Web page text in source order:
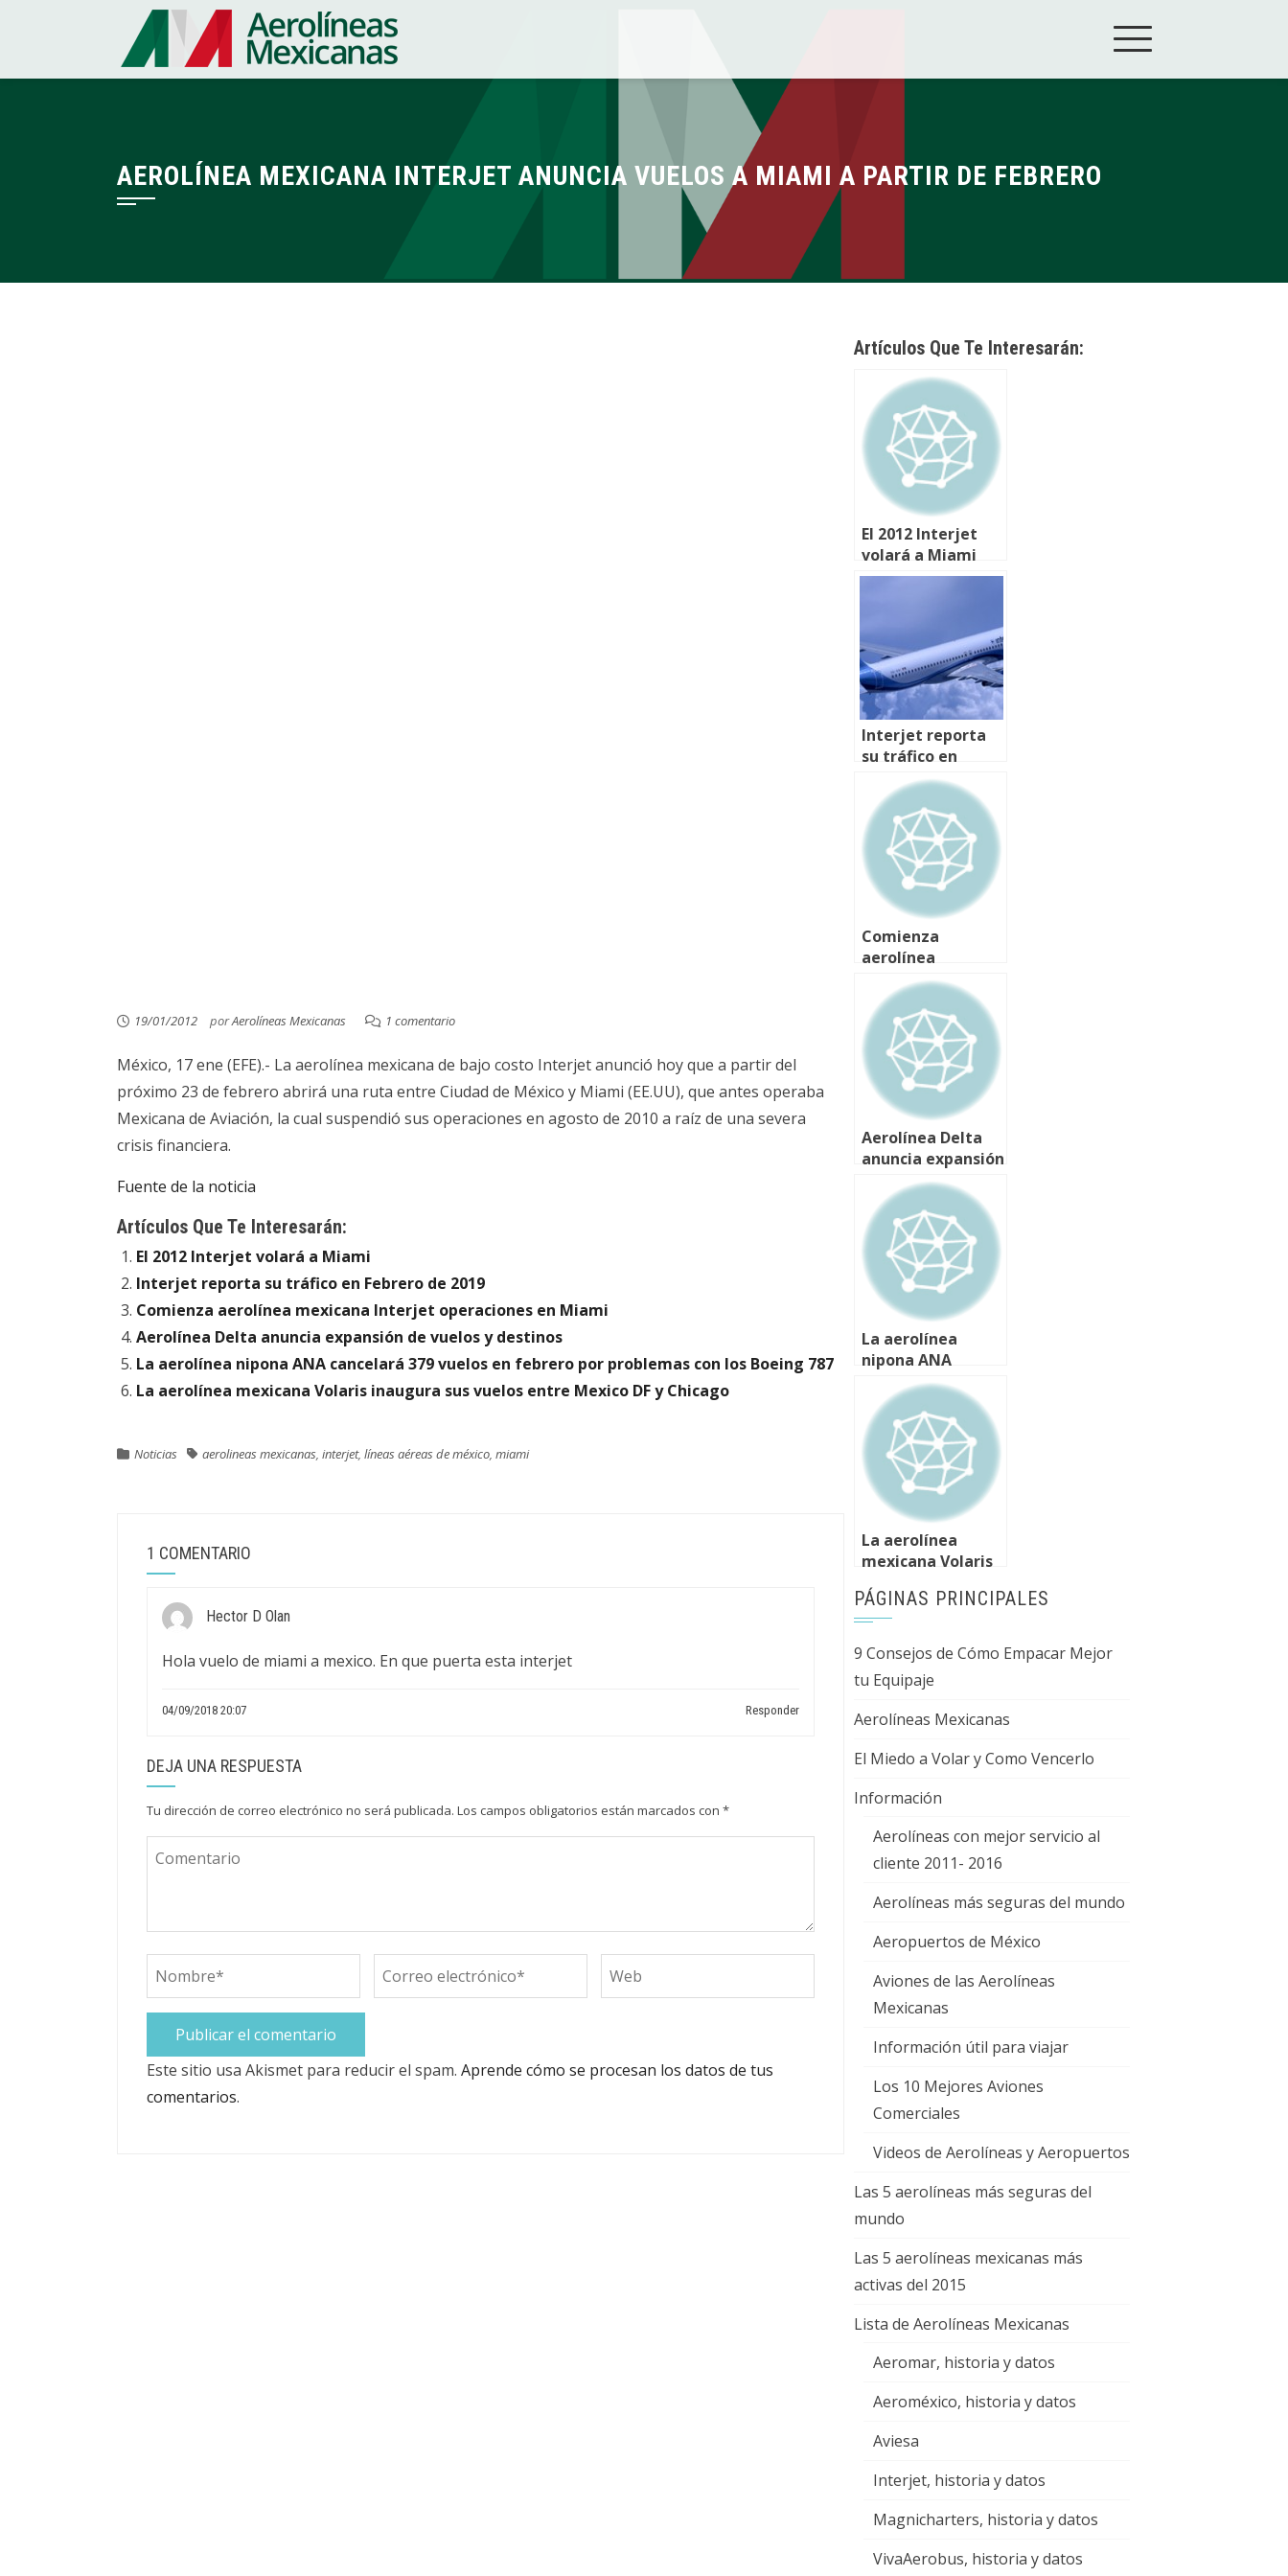
AEROLÍNEA MEXICANA INTERJET ANUNCIA VUELOS A MIAMI A PARTIR DE FEBRERO
19/01/2012 porAerolíneas Mexicanas 1 comentario
México, 17 ene (EFE).- La aerolínea mexicana de bajo costo Interjet anunció hoy que a partir del
próximo 23 de febrero abrirá una ruta entre Ciudad de México y Miami (EE.UU), que antes operaba
Mexicana de Aviación, la cual suspendió sus operaciones en agosto de 2010 a raíz de una severa
crisis financiera.
Fuente de la noticia
Artículos Que Te Interesarán:
El 2012 Interjet volará a Miami
Interjet reporta su tráfico en Febrero de 2019
Comienza aerolínea mexicana Interjet operaciones en Miami
Aerolínea Delta anuncia expansión de vuelos y destinos
La aerolínea nipona ANA cancelará 379 vuelos en febrero por problemas con los Boeing 787
La aerolínea mexicana Volaris inaugura sus vuelos entre Mexico DF y Chicago
Noticias aerolineas mexicanas, interjet, líneas aéreas de méxico, miami
1 COMENTARIO
Hector D Olan
Hola vuelo de miami a mexico. En que puerta esta interjet
04/09/2018 20:07 Responder
DEJA UNA RESPUESTA
Tu dirección de correo electrónico no será publicada. Los campos obligatorios están marcados con *
Este sitio usa Akismet para reducir el spam. Aprende cómo se procesan los datos de tus
comentarios.
Artículos Que Te Interesarán:
El 2012 Interjet
volará a Miami
Interjet reporta
su tráfico en
Febrero de 2019
Comienza
aerolínea
mexicana Interjet
operaciones en
Miami
Aerolínea Delta
anuncia expansión
de vuelos y
destinos
La aerolínea
nipona ANA
cancelará 379
vuelos en febrero
por problemas con
los Boeing 787
La aerolínea
mexicana Volaris
inaugura sus
vuelos entre
Mexico DF y
Chicago
PÁGINAS PRINCIPALES
9 Consejos de Cómo Empacar Mejor
tu Equipaje
Aerolíneas Mexicanas
El Miedo a Volar y Como Vencerlo
Información
Aerolíneas con mejor servicio al
cliente 2011- 2016
Aerolíneas más seguras del mundo
Aeropuertos de México
Aviones de las Aerolíneas
Mexicanas
Información útil para viajar
Los 10 Mejores Aviones
Comerciales
Videos de Aerolíneas y Aeropuertos
Las 5 aerolíneas más seguras del
mundo
Las 5 aerolíneas mexicanas más
activas del 2015
Lista de Aerolíneas Mexicanas
Aeromar, historia y datos
Aeroméxico, historia y datos
Aviesa
Interjet, historia y datos
Magnicharters, historia y datos
VivaAerobus, historia y datos